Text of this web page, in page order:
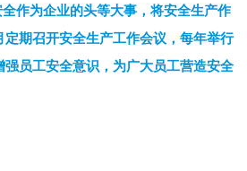
作为企业的头等大事，将安全生产作
定期召开安全生产工作会议，每年举行
员工安全意识，为广大员工营造安全